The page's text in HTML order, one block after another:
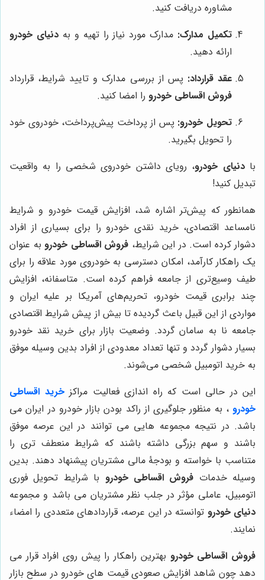
مشاوره دریافت کنید.
تکمیل مدارک: مدارک مورد نیاز را تهیه و بهدنیای خودرو
ارائه دهید.
عقد قرارداد: پس از بررسی مدارک و تایید شرایط، قرارداد
فروش اقساطی خودرو را امضا کنید.
تحویل خودرو: پس از پرداخت پیش‌پرداخت، خودروی خود
را تحویل بگیرید.
بادنیای خودرو، رویای داشتن خودروی شخصی را به واقعیت
تبدیل کنید!
همانطور که پیش‌تر اشاره شد، افزایش قیمت خودرو و شرایط
نامساعد اقتصادی، خرید نقدی خودرو را برای بسیاری از افراد
دشوار کرده است. در این شرایط، فروش اقساطی خودرو به عنوان
یک راهکار کارآمد، امکان دسترسی به خودروی مورد علاقه را برای
طیف وسیع‌تری از جامعه فراهم کرده است. متاسفانه، افزایش
چند برابری قیمت خودرو، تحریم‌های آمریکا بر علیه ایران و
مواردی از این قبیل باعث گردیده تا بیش از پیش شرایط اقتصادی
جامعه نا به سامان گردد. وضعیت بازار برای خرید نقد خودرو
بسیار دشوار گردد و تنها تعداد معدودی از افراد بدین وسیله موفق
به خرید اتومبیل شخصی می‌شوند.
این در حالی است که راه اندازی فعالیت مراکزخرید اقساطی
خودرو ، به منظور جلوگیری از راکد بودن بازار خودرو در ایران می
باشد. در نتیجه مجموعه هایی می توانند در این عرصه موفق
باشند و سهم بزرگی داشته باشند که شرایط منعطف تری را
متناسب با خواسته و بودجۀ مالی مشتریان پیشنهاد دهند. بدین
وسیله خدمات فروش اقساطی خودرو با شرایط تحویل فوری
اتومبیل، عاملی مؤثر در جلب نظر مشتریان می باشد و مجموعه
دنیای خودرو توانسته در این عرصه، قراردادهای متعددی را امضاء
نمایند.
فروش اقساطی خودرو بهترین راهکار را پیش روی افراد قرار می
دهد چون شاهد افزایش صعودی قیمت های خودرو در سطح بازار